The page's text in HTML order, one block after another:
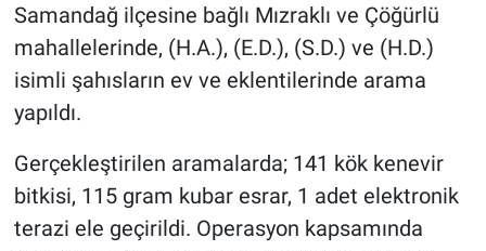
Samandağ ilçesine bağlı Mızraklı ve Çöğürlü
mahallelerinde, (H.A.), (E.D.), (S.D.) ve (H.D.)
isimli şahısların ev ve eklentilerinde arama
yapıldı.
Gerçekleştirilen aramalarda; 141 kök kenevir
bitkisi, 115 gram kubar esrar, 1 adet elektronik
terazi ele geçirildi. Operasyon kapsamında